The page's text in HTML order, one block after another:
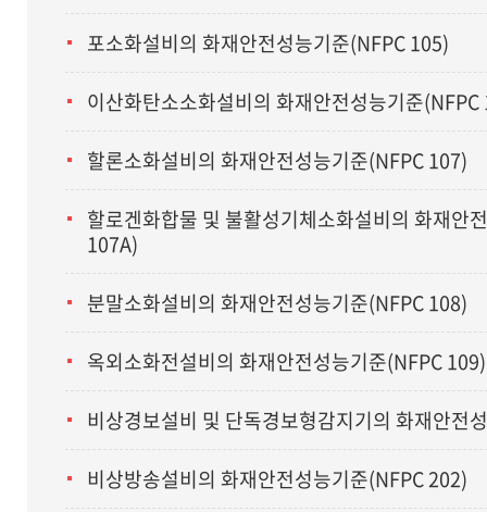
포소화설비의 화재안전성능기준(NFPC 105)
이산화탄소소화설비의 화재안전성능기준(NFPC
할론소화설비의 화재안전성능기준(NFPC 107)
할로겐화합물 및 불활성기체소화설비의 화재안
107A)
분말소화설비의 화재안전성능기준(NFPC 108)
옥외소화전설비의 화재안전성능기준(NFPC 109)
비상경보설비 및 단독경보형감지기의 화재안전
비상방송설비의 화재안전성능기준(NFPC 202)